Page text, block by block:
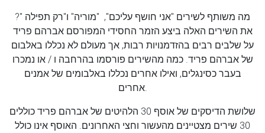
מה משותף לשירים "אני חושף עליכם", "מוריה" ו"רק תפילה "?
את השירים האלה ביצע הזמר החסידי המפורסם אברהם פריד
על שלבים רבים בהזדמנויות רבות, אך מעולם לא נכללו באלבום
של אברהם פריד. כמה מהשירים פורסמו בהרחבה ו / או נמכרו
בעבר כסינגלים, ואילו אחרים נכללו באלבומים של אמנים
אחרים.
שלושת הדיסקים של אוסף 30 הלהיטים של אברהם פריד כוללים
30 שירים מצטיינים מהעשור וחצי האחרונים. האוסף אינו כולל